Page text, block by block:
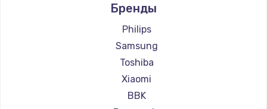
Заказать
Настройка Wi-Fi
1030 руб.
Заказать
Ремонт телевизоров Hisense
Ремонт телевизоров Daewoo
Ремонт телевизоров Centek
Ремонт телевизоров Telefunken
Ремонт телевизоров Hyundai
Ремонт телевизоров Doffler
Бренды
Philips
Samsung
Toshiba
Xiaomi
BBK